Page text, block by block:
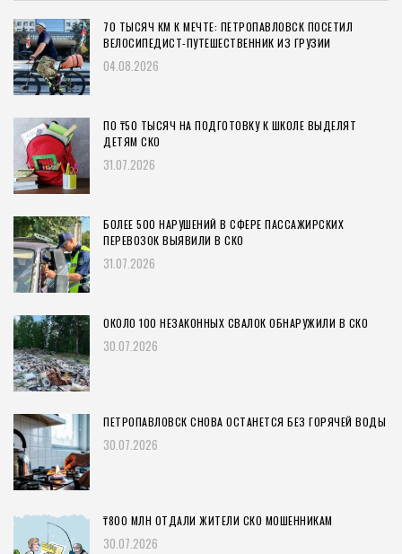
70 ТЫСЯЧ КМ К МЕЧТЕ: ПЕТРОПАВЛОВСК ПОСЕТИЛ
ВЕЛОСИПЕДИСТ-ПУТЕШЕСТВЕННИК ИЗ ГРУЗИИ
04.08.2026
ПО ₸50 ТЫСЯЧ НА ПОДГОТОВКУ К ШКОЛЕ ВЫДЕЛЯТ
ДЕТЯМ СКО
31.07.2026
БОЛЕЕ 500 НАРУШЕНИЙ В СФЕРЕ ПАССАЖИРСКИХ
ПЕРЕВОЗОК ВЫЯВИЛИ В СКО
31.07.2026
ОКОЛО 100 НЕЗАКОННЫХ СВАЛОК ОБНАРУЖИЛИ В СКО
30.07.2026
ПЕТРОПАВЛОВСК СНОВА ОСТАНЕТСЯ БЕЗ ГОРЯЧЕЙ ВОДЫ
30.07.2026
₸800 МЛН ОТДАЛИ ЖИТЕЛИ СКО МОШЕННИКАМ
30.07.2026